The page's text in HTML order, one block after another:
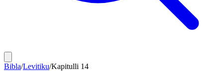
Bibla/Levitiku/Kapitulli 14